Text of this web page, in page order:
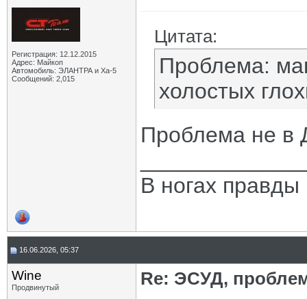
Регистрация: 12.12.2015
Адрес: Майкоп
Автомобиль: ЭЛАНТРА и Ха-5
Сообщений: 2,015
Цитата:
Проблема:
холостых
Проблема не в
В ногах правды
16.06.2026, 05:37
Wine
Продвинутый
Re: ЭСУД,